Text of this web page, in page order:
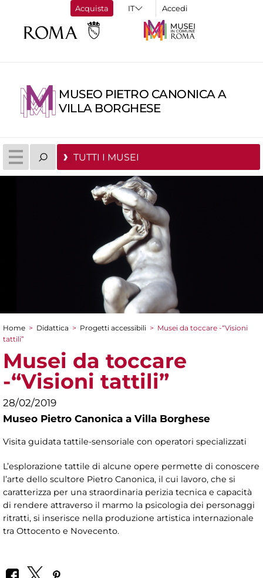
Acquista Accedi
MUSEO PIETRO CANONICA A
VILLA BORGHESE
TUTTI I MUSEI
Tu sei qui
Home > Didattica > Progetti accessibili > Musei da toccare -“Visioni
tattili”
Musei da toccare
-“Visioni tattili”
28/02/2019
Museo Pietro Canonica a Villa Borghese
Visita guidata tattile-sensoriale con operatori specializzati
L’esplorazione tattile di alcune opere permette di conoscere
l’arte dello scultore Pietro Canonica, il cui lavoro, che si
caratterizza per una straordinaria perizia tecnica e capacità
di rendere attraverso il marmo la psicologia dei personaggi
ritratti, si inserisce nella produzione artistica internazionale
tra Ottocento e Novecento.